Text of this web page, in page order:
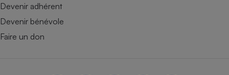
Devenir adhérent
Devenir bénévole
Faire un don